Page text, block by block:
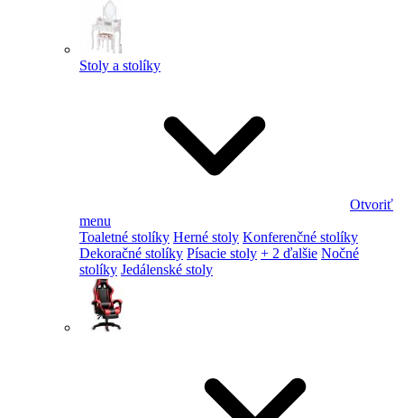
Stoly a stolíky
Otvoriť
menu
Toaletné stolíky Herné stoly Konferenčné stolíky
Dekoračné stolíky Písacie stoly + 2 ďalšie Nočné
stolíky Jedálenské stoly